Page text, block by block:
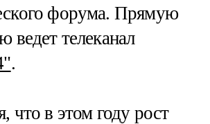
форума. Прямую
ведет телеканал
.
что в этом году рост